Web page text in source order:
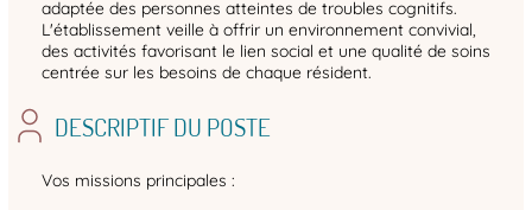
adaptée des personnes atteintes de troubles cognitifs.
L'établissement veille à offrir un environnement convivial,
des activités favorisant le lien social et une qualité de soins
centrée sur les besoins de chaque résident.
DESCRIPTIF DU POSTE
Vos missions principales :